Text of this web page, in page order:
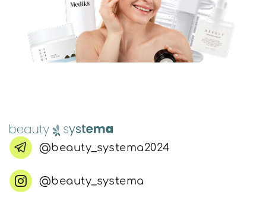
@beauty_systema2024
@beauty_systema